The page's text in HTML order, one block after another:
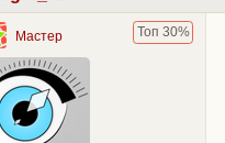
Топ 30%
Мастер